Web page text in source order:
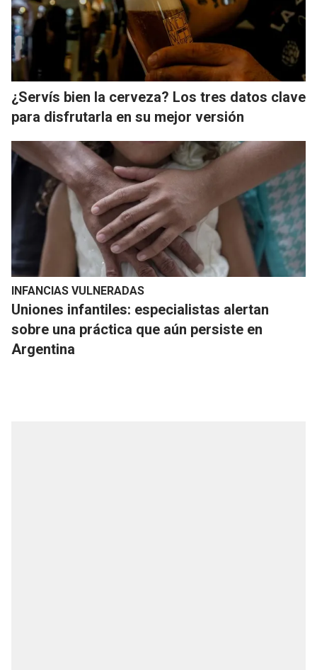
¿Servís bien la cerveza? Los tres datos clave
para disfrutarla en su mejor versión
INFANCIAS VULNERADAS
Uniones infantiles: especialistas alertan
sobre una práctica que aún persiste en
Argentina